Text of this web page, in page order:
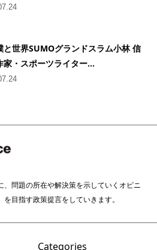
と世界SUMOグランドスラム小林 信
家・スポーツライター...
問題の所在や解決策を示していくオピニ
目指す政策提言をしていきます。
Categories